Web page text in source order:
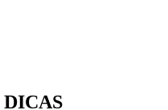
DICAS